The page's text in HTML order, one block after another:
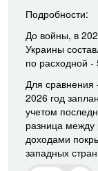
Подробности:
До войны, в
Украины
по расходной
Для сравнения
2026 год
учетом
разница
доходами
западных